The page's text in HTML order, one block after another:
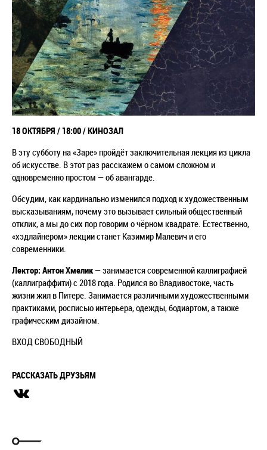
18 ОКТЯБРЯ / 18:00 / КИНОЗАЛ
В эту субботу на «Заре» пройдёт заключительная лекция из цикла
об искусстве. В этот раз расскажем о самом сложном и
одновременно простом — об авангарде.
Обсудим, как кардинально изменился подход к художественным
высказываниям, почему это вызывает сильный общественный
отклик, а мы до сих пор говорим о чёрном квадрате. Естественно,
«хэдлайнером» лекции станет Казимир Малевич и его
современники.
Лектор: Антон Хмелик— занимается современной каллиграфией
(каллиграффити) с 2018 года. Родился во Владивостоке, часть
жизни жил в Питере. Занимается различными художественными
практиками, росписью интерьера, одежды, бодиартом, а также
графическим дизайном.
ВХОД СВОБОДНЫЙ
РАССКАЗАТЬ ДРУЗЬЯМ